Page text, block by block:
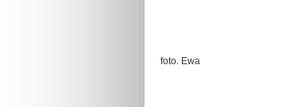
foto. Ewa